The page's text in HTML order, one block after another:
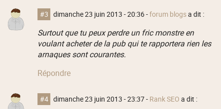
#3 dimanche 23 juin 2013 - 20:36-forum blogsa dit :
Surtout que tu peux perdre un fric monstre en
voulant acheter de la pub qui te rapportera rien les
arnaques sont courantes.
Répondre
#4 dimanche 23 juin 2013 - 23:37- Rank SEO a dit :